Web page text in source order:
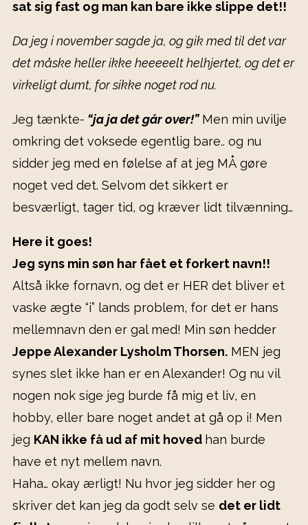
sat sig fast og man kan bare ikke slippe det!!
Da jeg i november sagde ja, og gik med til det var
det måske heller ikke heeeeelt helhjertet, og det er
virkeligt dumt, for sikke noget rod nu.
Jeg tænkte- “ja ja det går over!”Men min uvilje
omkring det voksede egentlig bare.. og nu
sidder jeg med en følelse af at jeg MÅ gøre
noget ved det. Selvom det sikkert er
besværligt, tager tid, og kræver lidt tilvænning…
Here it goes!
Jeg syns min søn har fået et forkert navn!!
Altså ikke fornavn, og det er HER det bliver et
vaske ægte “i” lands problem, for det er hans
mellemnavn den er gal med! Min søn hedder
Jeppe Alexander Lysholm Thorsen. MEN jeg
synes slet ikke han er en Alexander! Og nu vil
nogen nok sige jeg burde få mig et liv, en
hobby, eller bare noget andet at gå op i! Men
jeg KAN ikke få ud af mit hoved han burde
have et nyt mellem navn.
Haha… okay ærligt! Nu hvor jeg sidder her og
skriver det kan jeg da godt selv se det er lidt